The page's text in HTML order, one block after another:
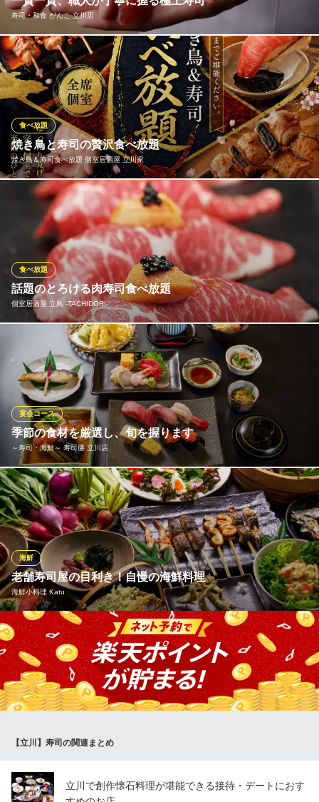
ＪＲ中央本線立川駅南口 車7分
東京都立川市富士見町7-22-14
寿司・和食 がんこ 立川店
市場直送の新鮮ネタを使用し、口の中でとろける美味しさをご提
供毎朝市場から届く厳選された海の幸を使い、ネタの鮮度、シャ
リの絶妙な配分が三位一体となり、口の中でとろけるような味わ
いを生み出します。寿司の基本を大切にしながら、季節ごとのお
すすめネタや豪華な盛り合わせを提供。
寿司・和食 がんこ 立川店
和食 お祝い 歓送迎会
ＪＲ立川駅北口 徒歩2分
東京都立川市曙町2-4-5 CROESUS TACHIKAWA 8F
焼き鳥と寿司の贅沢食べ放題
焼き鳥＆寿司食べ放題 個室居酒屋 立川家
食べ放題
炭火で丁寧に焼き上げた香ばしい焼き鳥と、厳選した鮮魚を使用
した本格寿司を一度に楽しめる贅沢な食べ放題をご用意しまし
た。香り立つ焼き鳥の旨みと、とろける寿司の味わいが織りなす
至福のひとときを、思う存分ご堪能いただけます。種類豊富なラ
インナップで、何度来ても飽きのこない満足感をお届け。
焼き鳥＆寿司食べ放題 個室居酒屋 立川家
全席完全個室居酒屋
ＪＲ立川駅 徒歩7分
東京都立川市曙町2-32-3 立川三和ビル
話題のとろける肉寿司食べ放題
個室居酒屋 立鳥 ‐TACHIDORI‐
食べ放題
SNSで話題の肉寿司食べ放題は大人気！きめ細かい柔らかな肉質
や、赤身と脂の旨みを堪能できます。肉ネタや味のバリエーショ
ンはもとより、にぎりの技術、肉寿司専用のシャリと醤油を使
用。
個室居酒屋 立鳥 ‐TACHIDORI‐
焼鳥食べ放題
ＪＲ立川駅 徒歩2分
東京都立川市柴崎町3-5-2
季節の食材を厳選し、旬を握ります
～寿司・海鮮～ 寿司勝 立川店
宴会コース
寿司勝では新鮮な食材を仕入れる為ネタが毎日違いますが、でき
る限りお客様のご希望になる様努めて参ります。お客様が店内で
【わがまま】の言える店を目指しております。また、コース料理
と一緒にご注文いただける飲み放題プランもございます。ご接
待・飲み会・ご宴会などにぜひご利用ください。
～寿司・海鮮～ 寿司勝 立川店
老舗で楽しむ寿司宴会
ＪＲ立川駅南口 徒歩3分
東京都立川市錦町1-2-4 日専連会館1F
老舗寿司屋の目利き！自慢の海鮮料理
海鮮小料理 Katu
海鮮
当店のこだわりは女性職人が心を込めて握る鮨をはじめとした海
鮮小料理です。海の幸に加えて四季を感じることのできる多彩な
メニューも取り揃え、小料理と共に様々な美味しいお酒もお楽し
みいただけます。女性一人でもふらっと気軽に立ち寄れる家庭料
理の隠れ家のようなどこかほっとする雰囲気の店内でお寛ぎ下さ
い。
海鮮小料理 Katu
ＪＲ立川駅 徒歩4分
東京都立川市錦町1-3-6 WINS立川A館1F
【立川】寿司の関連まとめ
立川で創作懐石料理が堪能できる接待・デートにおす